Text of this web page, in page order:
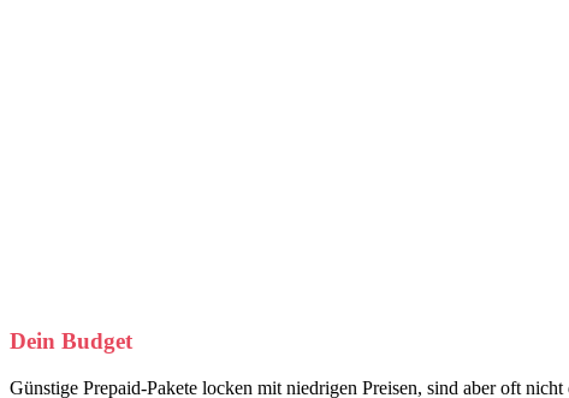
Dein Budget
Günstige Prepaid-Pakete locken mit niedrigen Preisen, sind aber oft